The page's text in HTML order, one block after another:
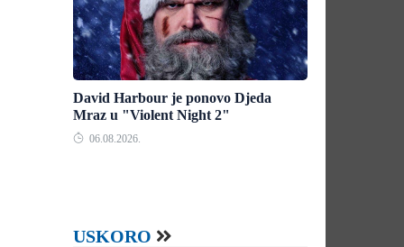
David Harbour je ponovo Djeda
Mraz u "Violent Night 2"
06.08.2026.
USKORO